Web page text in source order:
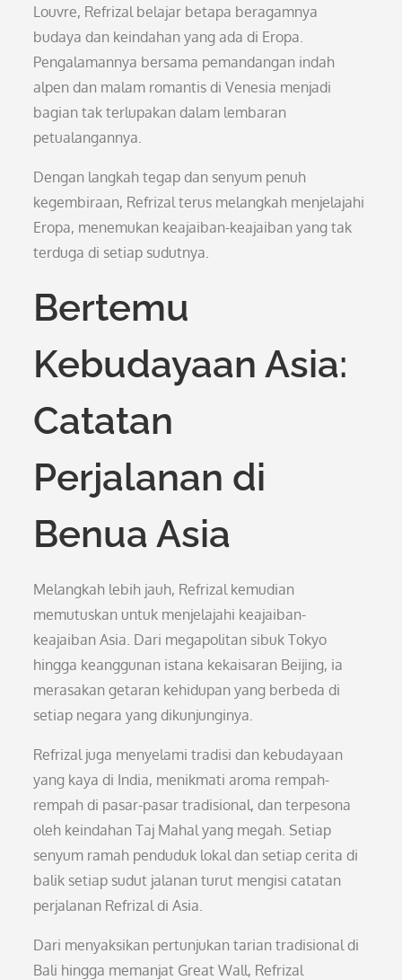
Louvre, Refrizal belajar betapa beragamnya
budaya dan keindahan yang ada di Eropa.
Pengalamannya bersama pemandangan indah
alpen dan malam romantis di Venesia menjadi
bagian tak terlupakan dalam lembaran
petualangannya.
Dengan langkah tegap dan senyum penuh
kegembiraan, Refrizal terus melangkah menjelajahi
Eropa, menemukan keajaiban-keajaiban yang tak
terduga di setiap sudutnya.
Bertemu
Kebudayaan Asia:
Catatan
Perjalanan di
Benua Asia
Melangkah lebih jauh, Refrizal kemudian
memutuskan untuk menjelajahi keajaiban-
keajaiban Asia. Dari megapolitan sibuk Tokyo
hingga keanggunan istana kekaisaran Beijing, ia
merasakan getaran kehidupan yang berbeda di
setiap negara yang dikunjunginya.
Refrizal juga menyelami tradisi dan kebudayaan
yang kaya di India, menikmati aroma rempah-
rempah di pasar-pasar tradisional, dan terpesona
oleh keindahan Taj Mahal yang megah. Setiap
senyum ramah penduduk lokal dan setiap cerita di
balik setiap sudut jalanan turut mengisi catatan
perjalanan Refrizal di Asia.
Dari menyaksikan pertunjukan tarian tradisional di
Bali hingga memanjat Great Wall, Refrizal